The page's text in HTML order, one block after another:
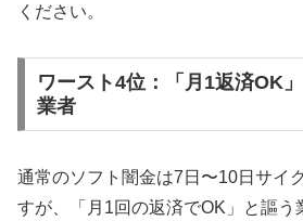
ください。
ワースト4位：「月1返済OK
業者
通常のソフト闇金は7日〜10日サイ
すが、「月1回の返済でOK」と謳う